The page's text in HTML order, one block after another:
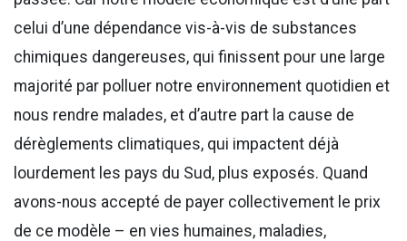
celui d’une dépendance vis-à-vis de substances
chimiques dangereuses, qui finissent pour une large
majorité par polluer notre environnement quotidien et
nous rendre malades, et d’autre part la cause de
dérèglements climatiques, qui impactent déjà
lourdement les pays du Sud, plus exposés. Quand
avons-nous accepté de payer collectivement le prix
de ce modèle – en vies humaines, maladies,